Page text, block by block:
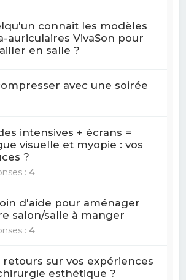
connait les modèles
auriculaires VivaSon pour
en salle ?
avec une soirée
intensives + écrans =
visuelle et myopie : vos
?
:4
d'aide pour aménager
salon/salle à manger
:4
retours sur vos expériences
esthétique ?